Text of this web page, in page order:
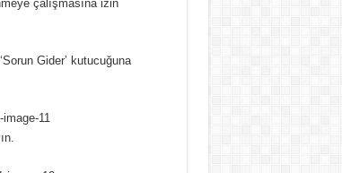
çalışmasına izin
Gider’ kutucuğuna